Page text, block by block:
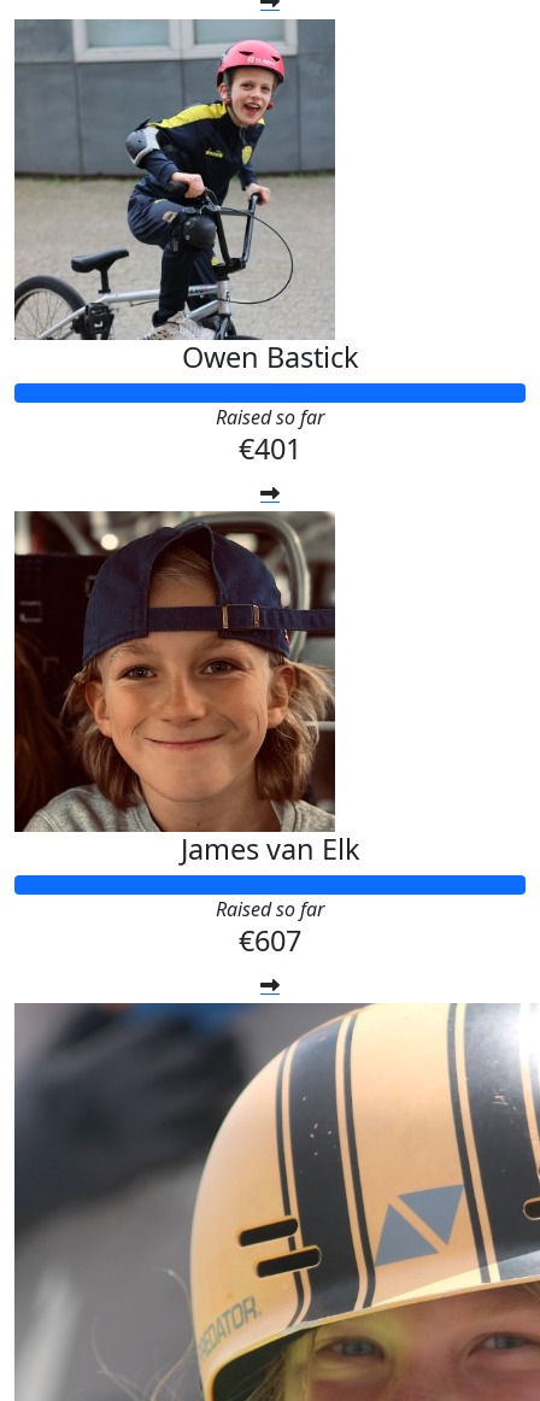
Owen Bastick
Raised so far
€401
James van Elk
Raised so far
€607